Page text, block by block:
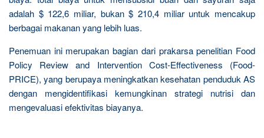
adalah $ 122,6 miliar, bukan $ 210,4 miliar untuk mencakup
berbagai makanan yang lebih luas.
Penemuan ini merupakan bagian dari prakarsa penelitian Food
Policy Review and Intervention Cost-Effectiveness (Food-
PRICE), yang berupaya meningkatkan kesehatan penduduk AS
dengan mengidentifikasi kemungkinan strategi nutrisi dan
mengevaluasi efektivitas biayanya.